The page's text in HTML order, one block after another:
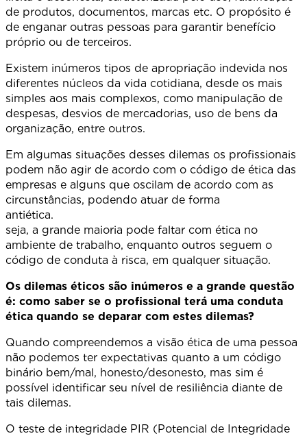
de produtos, documentos, marcas etc. O propósito é
de enganar outras pessoas para garantir benefício
próprio ou de terceiros.
Existem inúmeros tipos de apropriação indevida nos
diferentes núcleos da vida cotidiana, desde os mais
simples aos mais complexos, como manipulação de
despesas, desvios de mercadorias, uso de bens da
organização, entre outros.
Em algumas situações desses dilemas os profissionais
podem não agir de acordo com o código de ética das
empresas e alguns que oscilam de acordo com as
circunstâncias, podendo atuar de forma
antiética.
seja, a grande maioria pode faltar com ética no
ambiente de trabalho, enquanto outros seguem o
código de conduta à risca, em qualquer situação.
Os dilemas éticos são inúmeros e a grande questão
é: como saber se o profissional terá uma conduta
ética quando se deparar com estes dilemas?
Quando compreendemos a visão ética de uma pessoa
não podemos ter expectativas quanto a um código
binário bem/mal, honesto/desonesto, mas sim é
possível identificar seu nível de resiliência diante de
tais dilemas.
O teste de integridade PIR (Potencial de Integridade